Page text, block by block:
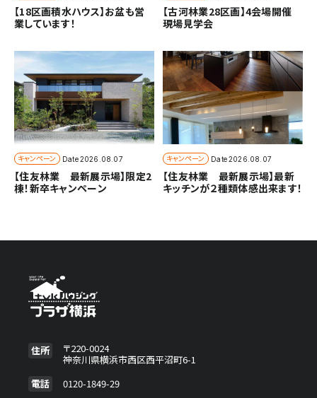
【18区画積水ハウス】お盆も営
業しています！
【古河林業28区画】4会場開催
現場見学会
キャンペーン Date2026.08.07
【住友林業 最新展示場】限定2
棟！新卒キャンペーン
キャンペーン Date2026.08.07
【住友林業 最新展示場】最新
キッチンが２種類体感出来ます！
住所
〒220-0024
神奈川県横浜市西区西平沼町6-1
電話
0120-1849-29